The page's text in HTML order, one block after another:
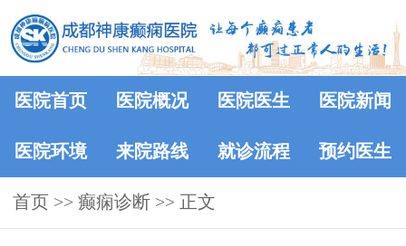
医院首页 医院概况 医院医生 医院新闻
医院环境 来院路线 就诊流程 预约医生
首页 >> 癫痫诊断 >> 正文